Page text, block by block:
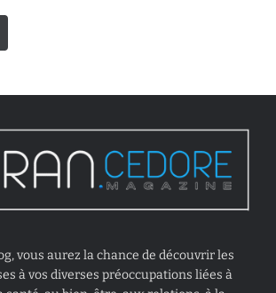
vous aurez la chance de découvrir les
à vos diverses préoccupations liées à